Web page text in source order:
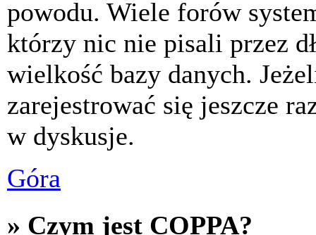
powodu. Wiele forów
którzy nic nie pisali przez
wielkość bazy danych.
zarejestrować się jeszcze
w dyskusje.
Góra
» Czym jest COPPA?